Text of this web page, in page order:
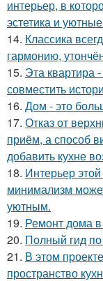
интерьер, в
эстетика и
14. Классика
гармонию,
15. Эта квартира
совместить
16. Дом - это
17. Отказ от
приём, а способ
добавить кухне
18. Интерьер
минимализм
уютным.
19. Ремонт дома
20. Полный гид
21. В этом
пространство